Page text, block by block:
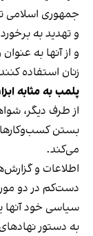
جمهوری اسلامی
و تهدید به
و از آنها به
زنان استفاده
پلمب به مثابه
از طرف دیگر،
بستن کسب‌وکارها
می‌کند.
اطلاعات و
دست‌کم در دو
سیاسی خود آنها
به دستور